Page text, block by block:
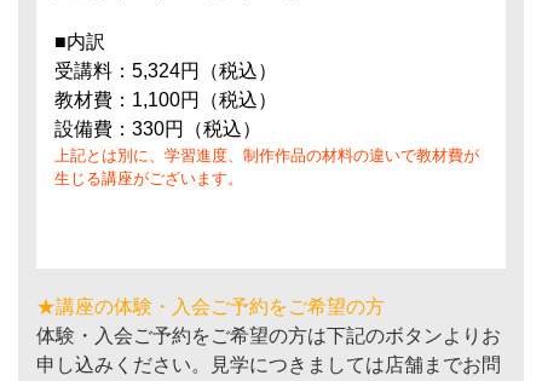
■内訳
受講料：5,324円（税込）
教材費：1,100円（税込）
設備費：330円（税込）
上記とは別に、学習進度、制作作品の材料の違いで教材費が
生じる講座がございます。
★講座の体験・入会ご予約をご希望の方
体験・入会ご予約をご希望の方は下記のボタンよりお
申し込みください。見学につきましては店舗までお問